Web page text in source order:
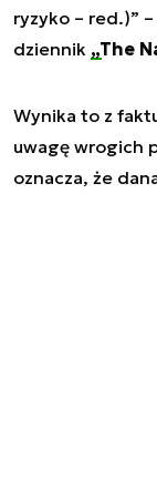
ryzyko – red.)”
dziennik „The
Wynika to z
uwagę wrogich
oznacza, że